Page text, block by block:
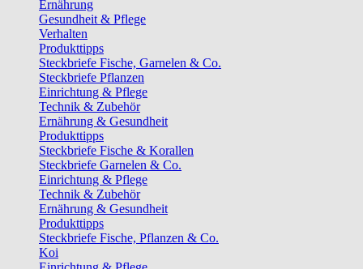
Ernährung
Gesundheit & Pflege
Verhalten
Produkttipps
Steckbriefe Fische, Garnelen & Co.
Steckbriefe Pflanzen
Einrichtung & Pflege
Technik & Zubehör
Ernährung & Gesundheit
Produkttipps
Steckbriefe Fische & Korallen
Steckbriefe Garnelen & Co.
Einrichtung & Pflege
Technik & Zubehör
Ernährung & Gesundheit
Produkttipps
Steckbriefe Fische, Pflanzen & Co.
Koi